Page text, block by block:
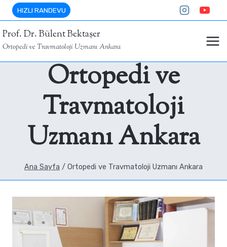
Skip
to
content
HIZLI RANDEVU
Prof. Dr. Bülent Bektaşer
Ortopedi ve Travmatoloji Uzmanı Ankara
Ortopedi ve
Travmatoloji
Uzmanı Ankara
Ana Sayfa / Ortopedi ve Travmatoloji Uzmanı Ankara